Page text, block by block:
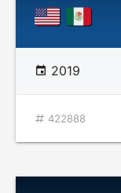
2019
422888